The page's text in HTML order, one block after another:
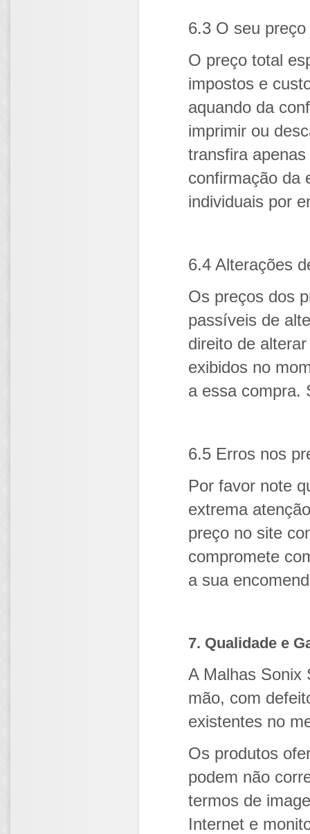
6.3 O seu
O preço total
impostos e
aquando da
imprimir ou
transfira
confirmação da
individuais por
6.4 Alterações
Os preços dos
passíveis de
direito de
exibidos no
a essa compra.
6.5 Erros nos
Por favor note
extrema
preço no site
compromete
a sua
7. Qualidade e
A Malhas Sonix
mão, com
existentes no
Os produtos
podem não
termos de
Internet e